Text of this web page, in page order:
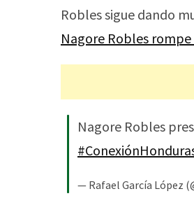
Robles sigue dando
Nagore Robles
Nagore Robles
— Rafael García López